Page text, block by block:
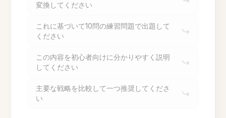
変換してください
これに基づいて10問の練習問題で出題して
ください
この内容を初心者向けに分かりやすく説明
してください
主要な戦略を比較して一つ推奨してくださ
い